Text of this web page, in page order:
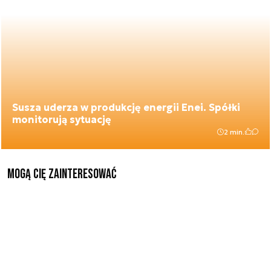
Susza uderza w produkcję energii Enei. Spółki
monitorują sytuację
2 min.
Mogą Cię zainteresować